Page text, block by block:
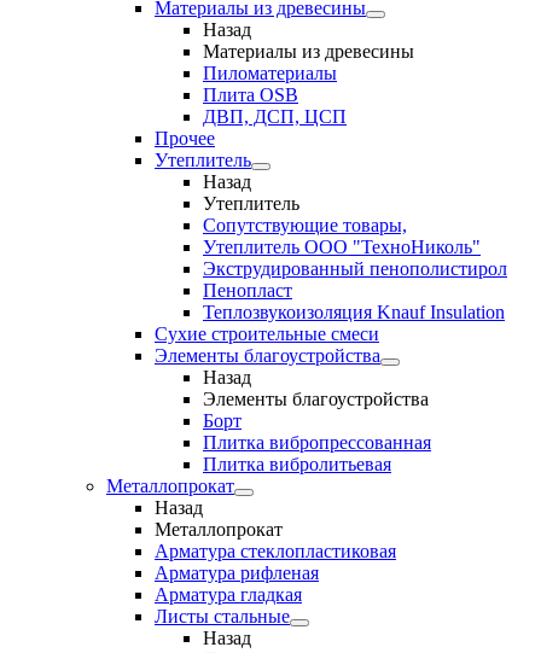
Материалы из древесины
Назад
Материалы из древесины
Пиломатериалы
Плита OSB
ДВП, ДСП, ЦСП
Прочее
Утеплитель
Назад
Утеплитель
Сопутствующие товары,
Утеплитель ООО "ТехноНиколь"
Экструдированный пенополистирол
Пенопласт
Теплозвукоизоляция Knauf Insulation
Сухие строительные смеси
Элементы благоустройства
Назад
Элементы благоустройства
Борт
Плитка вибропрессованная
Плитка вибролитьевая
Металлопрокат
Назад
Металлопрокат
Арматура стеклопластиковая
Арматура рифленая
Арматура гладкая
Листы стальные
Назад